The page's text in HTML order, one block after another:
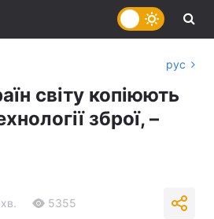
рус
світу копіюють
зброї, –
5355